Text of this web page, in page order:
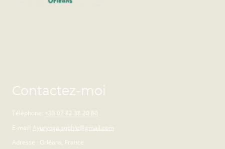
Contactez-moi
Téléphone: +33 07 82 38 20 80
E-mail: Ayuryoga.sophie@gmail.com
Adresse : Orléans, France